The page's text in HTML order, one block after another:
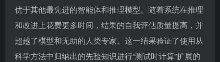
优于其他最先进的智能体和推理模型。随着系统在推理
和改进上花费更多时间，结果的自我评估质量提高，并
超越了模型和无助的人类专家。这一结果验证了使用从
科学方法中归纳出的先验知识进行“测试时计算”扩展的